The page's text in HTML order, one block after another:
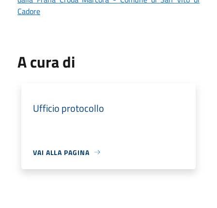
Cadore
A cura di
Ufficio protocollo
VAI ALLA PAGINA